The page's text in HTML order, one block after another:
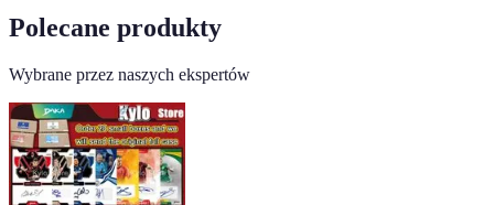
Polecane produkty
Wybrane przez naszych ekspertów